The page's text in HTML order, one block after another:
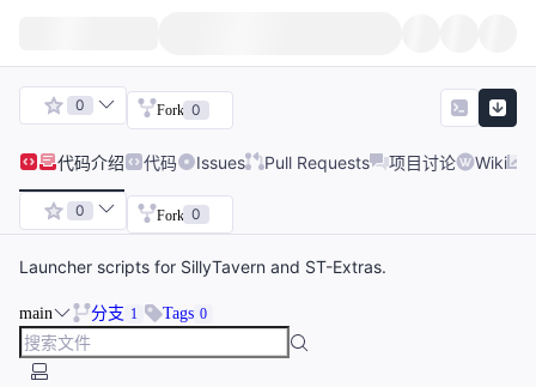
0 Fork 0
代码介绍 代码 Issues Pull Requests 项目讨论 Wiki
0 Fork 0
Launcher scripts for SillyTavern and ST-Extras.
main 分支 1 Tags 0